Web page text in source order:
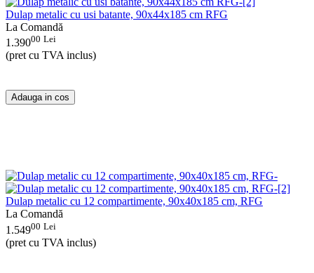
Dulap metalic cu usi batante, 90x44x185 cm RFG
La Comandă
1.39000 Lei
(pret cu TVA inclus)
Adauga in cos
Dulap metalic cu 12 compartimente, 90x40x185 cm, RFG
La Comandă
1.54900 Lei
(pret cu TVA inclus)